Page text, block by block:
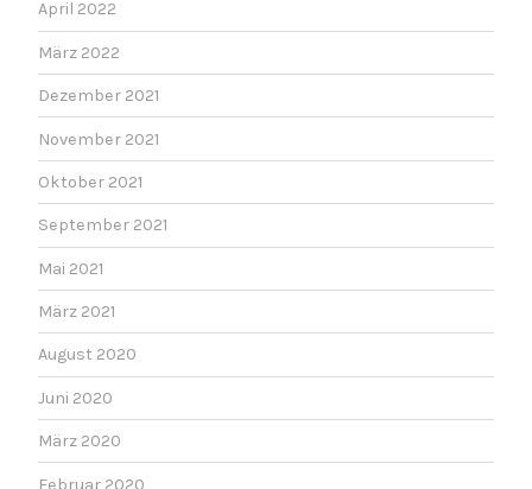
April 2022
März 2022
Dezember 2021
November 2021
Oktober 2021
September 2021
Mai 2021
März 2021
August 2020
Juni 2020
März 2020
Februar 2020